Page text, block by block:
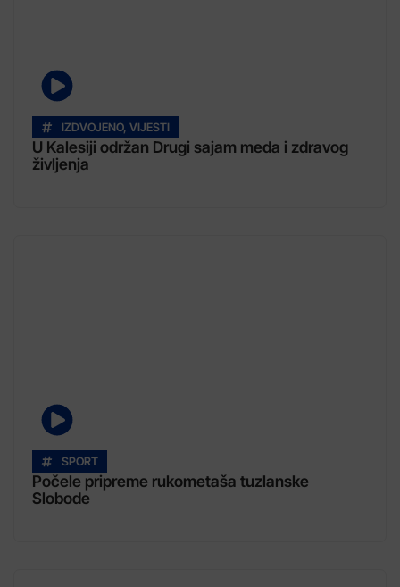
IZDVOJENO, VIJESTI
U Kalesiji održan Drugi sajam meda i zdravog
življenja
SPORT
Počele pripreme rukometaša tuzlanske
Slobode